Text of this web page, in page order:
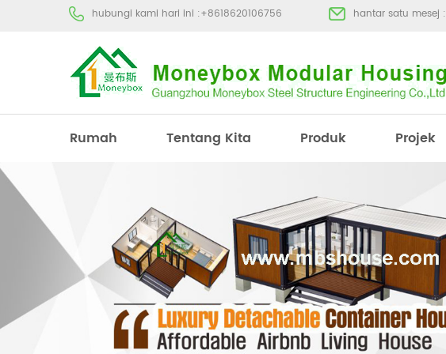
hubungi kami hari ini :+8618620106756 hantar satu mesej :
Rumah Tentang Kita Produk Projek